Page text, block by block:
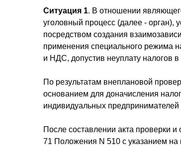
Ситуация 1. В отношении
уголовный процесс (далее - орган),
посредством создания
применения специального режима
и НДС, допустив неуплату налогов
По результатам внеплановой
основанием для доначисления
индивидуальных
После составлении акта проверки
71 Положения N 510 с указанием на